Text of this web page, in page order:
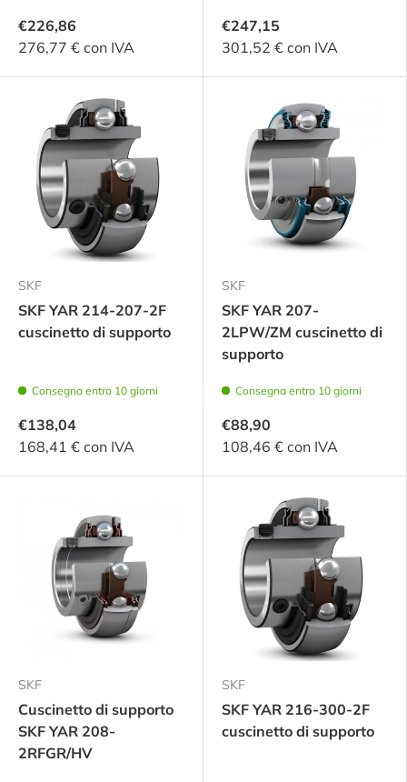
€226,86
276,77 € con IVA
€247,15
301,52 € con IVA
SKF
SKF YAR 214-207-2F
cuscinetto di supporto
Consegna entro 10 giorni
€138,04
168,41 € con IVA
SKF
SKF YAR 207-
2LPW/ZM cuscinetto di
supporto
Consegna entro 10 giorni
€88,90
108,46 € con IVA
SKF
Cuscinetto di supporto
SKF YAR 208-
2RFGR/HV
SKF
SKF YAR 216-300-2F
cuscinetto di supporto